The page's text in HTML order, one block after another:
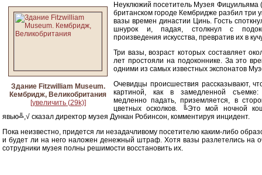
Здание Fitzwilliam Museum.
Кембридж, Великобритания
[увеличить (29k)]
Неуклюжий посетитель Музея Фицуильяма
британском городе Кембридже разбил три
вазы времен династии Цинь. Гость
шнурок и, падая, столкнул с
произведения искусства, превратив их в
Три вазы, возраст которых составляет
лет простояли на подоконнике. За это
одними из самых известных экспонатов
Очевидцы происшествия рассказывают,
картиной, как в замедленной
медленно падать, приземляется, в
цветных осколков. ╚Это мой ночной
явью╩,√ сказал директор музея Дункан Робинсон, комментируя инцидент.
Пока неизвестно, придется ли незадачливому посетителю каким-либо
и будет ли на него наложен денежный штраф. Хотя вазы разлетелись на
сотрудники музея полны решимости восстановить их.